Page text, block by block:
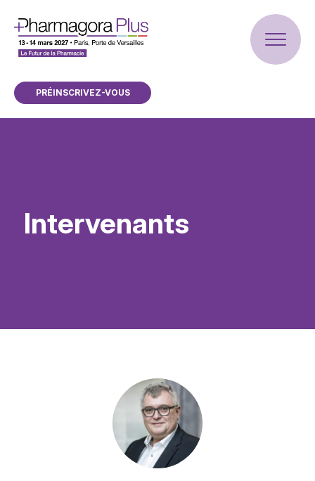
PRÉINSCRIVEZ-VOUS
Intervenants